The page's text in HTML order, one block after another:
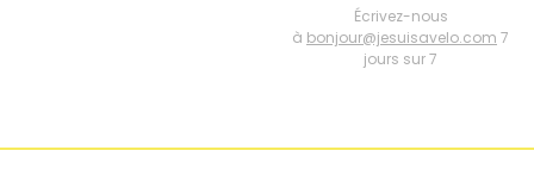
Écrivez-nous
à bonjour@jesuisavelo.com 7
jours sur 7